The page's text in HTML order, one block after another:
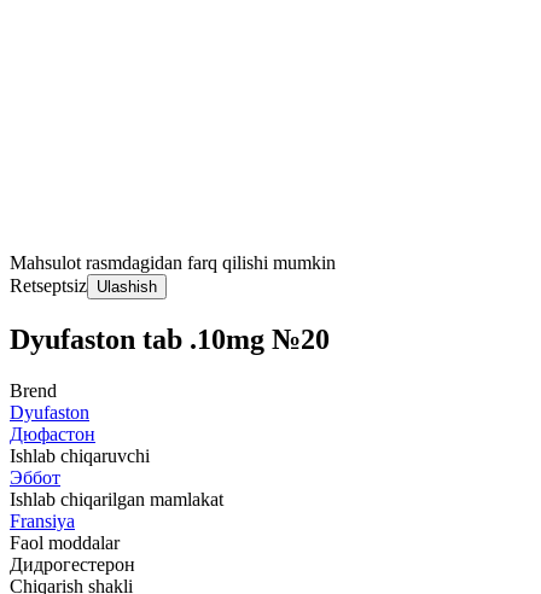
Mahsulot rasmdagidan farq qilishi mumkin
Retseptsiz Ulashish
Dyufaston tab .10mg №20
Brend
Dyufaston
Дюфастон
Ishlab chiqaruvchi
Эббот
Ishlab chiqarilgan mamlakat
Fransiya
Faol moddalar
Дидрогестерон
Chiqarish shakli